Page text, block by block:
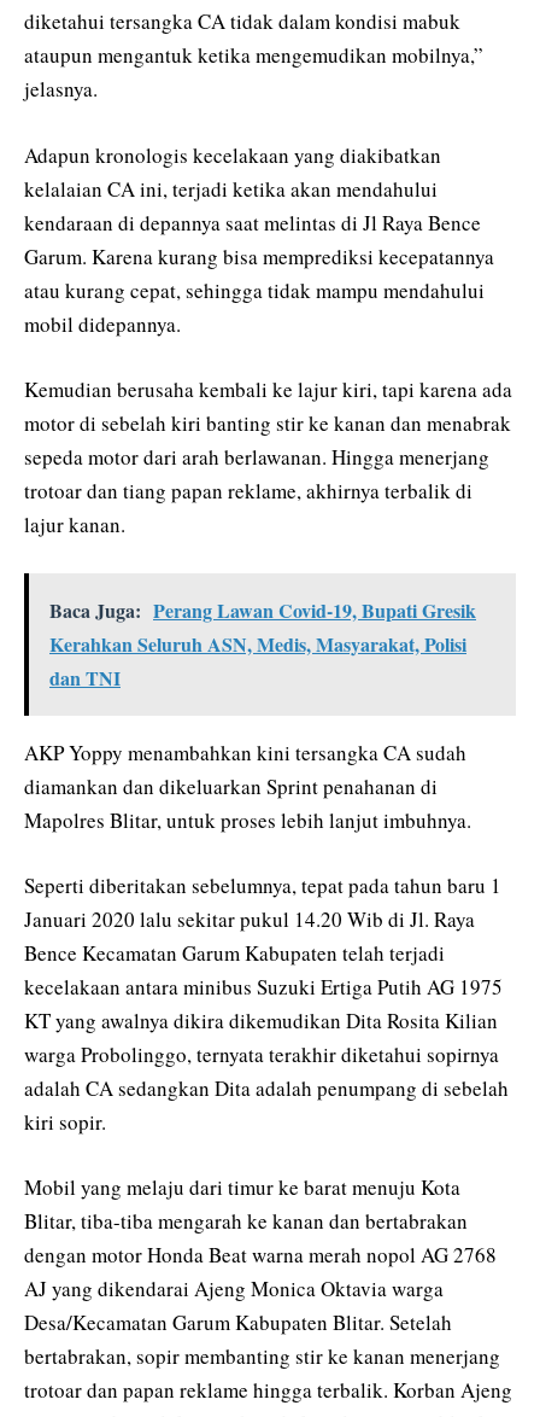
diketahui tersangka CA tidak dalam kondisi mabuk
ataupun mengantuk ketika mengemudikan mobilnya,”
jelasnya.
Adapun kronologis kecelakaan yang diakibatkan
kelalaian CA ini, terjadi ketika akan mendahului
kendaraan di depannya saat melintas di Jl Raya Bence
Garum. Karena kurang bisa memprediksi kecepatannya
atau kurang cepat, sehingga tidak mampu mendahului
mobil didepannya.
Kemudian berusaha kembali ke lajur kiri, tapi karena ada
motor di sebelah kiri banting stir ke kanan dan menabrak
sepeda motor dari arah berlawanan. Hingga menerjang
trotoar dan tiang papan reklame, akhirnya terbalik di
lajur kanan.
Baca Juga: Perang Lawan Covid-19, Bupati Gresik
Kerahkan Seluruh ASN, Medis, Masyarakat, Polisi
dan TNI
AKP Yoppy menambahkan kini tersangka CA sudah
diamankan dan dikeluarkan Sprint penahanan di
Mapolres Blitar, untuk proses lebih lanjut imbuhnya.
Seperti diberitakan sebelumnya, tepat pada tahun baru 1
Januari 2020 lalu sekitar pukul 14.20 Wib di Jl. Raya
Bence Kecamatan Garum Kabupaten telah terjadi
kecelakaan antara minibus Suzuki Ertiga Putih AG 1975
KT yang awalnya dikira dikemudikan Dita Rosita Kilian
warga Probolinggo, ternyata terakhir diketahui sopirnya
adalah CA sedangkan Dita adalah penumpang di sebelah
kiri sopir.
Mobil yang melaju dari timur ke barat menuju Kota
Blitar, tiba-tiba mengarah ke kanan dan bertabrakan
dengan motor Honda Beat warna merah nopol AG 2768
AJ yang dikendarai Ajeng Monica Oktavia warga
Desa/Kecamatan Garum Kabupaten Blitar. Setelah
bertabrakan, sopir membanting stir ke kanan menerjang
trotoar dan papan reklame hingga terbalik. Korban Ajeng